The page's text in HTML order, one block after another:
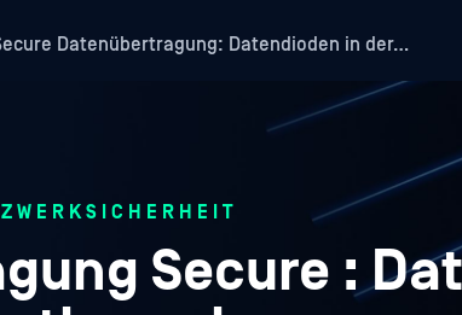
Datenübertragung: Datendioden in der…
Secure :